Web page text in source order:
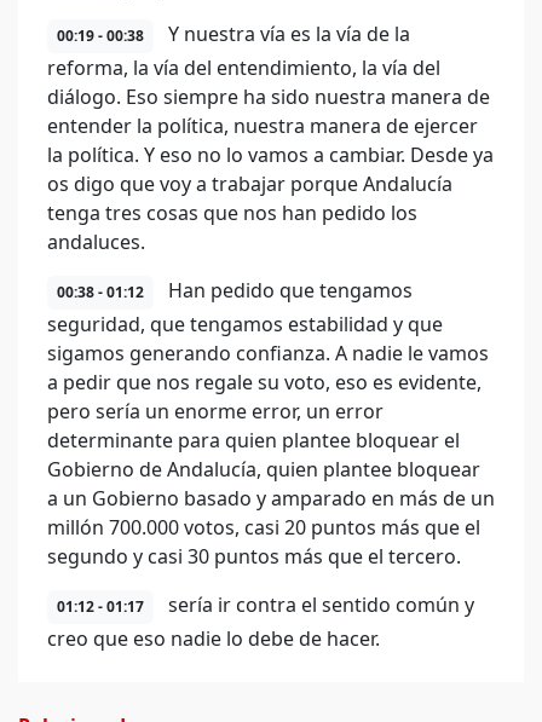
00:19 - 00:38
Y nuestra vía es la vía de la
reforma, la vía del entendimiento, la vía del
diálogo. Eso siempre ha sido nuestra manera de
entender la política, nuestra manera de ejercer
la política. Y eso no lo vamos a cambiar. Desde ya
os digo que voy a trabajar porque Andalucía
tenga tres cosas que nos han pedido los
andaluces.
00:38 - 01:12
Han pedido que tengamos
seguridad, que tengamos estabilidad y que
sigamos generando confianza. A nadie le vamos
a pedir que nos regale su voto, eso es evidente,
pero sería un enorme error, un error
determinante para quien plantee bloquear el
Gobierno de Andalucía, quien plantee bloquear
a un Gobierno basado y amparado en más de un
millón 700.000 votos, casi 20 puntos más que el
segundo y casi 30 puntos más que el tercero.
01:12 - 01:17
sería ir contra el sentido común y
creo que eso nadie lo debe de hacer.